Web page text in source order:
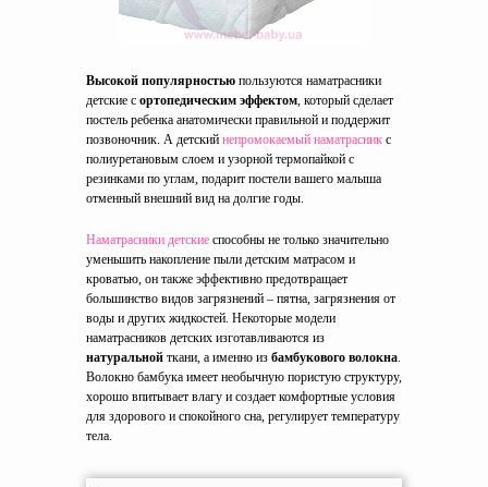
Высокой популярностью пользуются наматрасники
детские с ортопедическим эффектом, который сделает
постель ребенка анатомически правильной и поддержит
позвоночник. А детский непромокаемый наматрасник с
полиуретановым слоем и узорной термопайкой с
резинками по углам, подарит постели вашего малыша
отменный внешний вид на долгие годы.
Наматрасники детские способны не только значительно
уменьшить накопление пыли детским матрасом и
кроватью, он также эффективно предотвращает
большинство видов загрязнений – пятна, загрязнения от
воды и других жидкостей. Некоторые модели
наматрасников детских изготавливаются из
натуральной ткани, а именно из бамбукового волокна.
Волокно бамбука имеет необычную пористую структуру,
хорошо впитывает влагу и создает комфортные условия
для здорового и спокойного сна, регулирует температуру
тела.